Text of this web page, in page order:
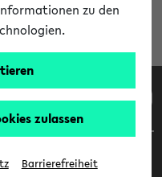
zu den
zulassen
Barrierefreiheit